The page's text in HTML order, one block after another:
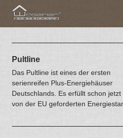
Pultline
Das Pultline ist eines der ersten
serienreifen Plus-Energiehäuser
Deutschlands. Es erfüllt schon jetzt
von der EU geforderten